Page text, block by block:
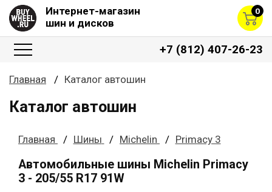
Интернет-магазин
шин и дисков
0
+7 (812) 407-26-23
Главная Каталог автошин
Каталог автошин
Главная Шины Michelin Primacy 3
Автомобильные шины Michelin Primacy
3 - 205/55 R17 91W